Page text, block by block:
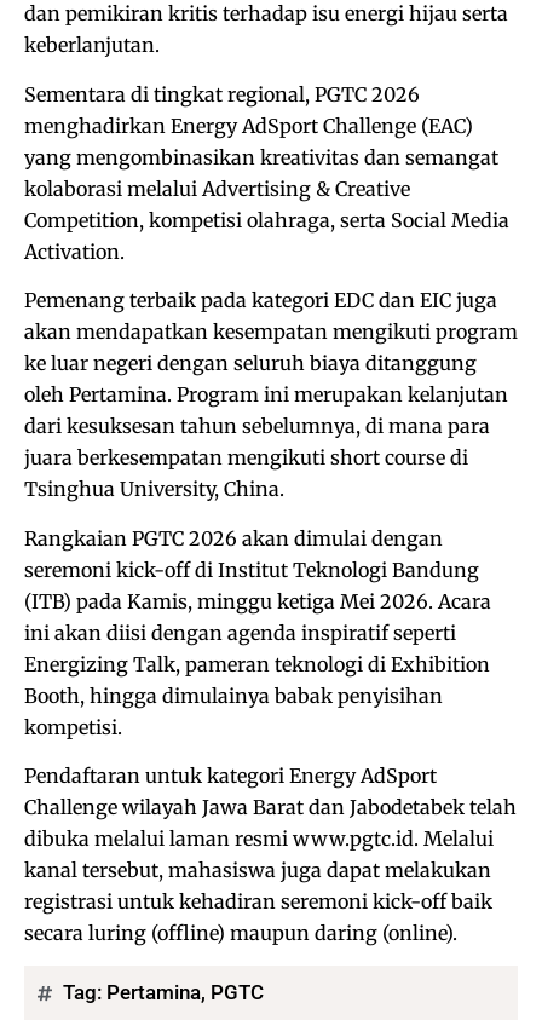
dan pemikiran kritis terhadap isu energi hijau serta
keberlanjutan.
Sementara di tingkat regional, PGTC 2026
menghadirkan Energy AdSport Challenge (EAC)
yang mengombinasikan kreativitas dan semangat
kolaborasi melalui Advertising & Creative
Competition, kompetisi olahraga, serta Social Media
Activation.
Pemenang terbaik pada kategori EDC dan EIC juga
akan mendapatkan kesempatan mengikuti program
ke luar negeri dengan seluruh biaya ditanggung
oleh Pertamina. Program ini merupakan kelanjutan
dari kesuksesan tahun sebelumnya, di mana para
juara berkesempatan mengikuti short course di
Tsinghua University, China.
Rangkaian PGTC 2026 akan dimulai dengan
seremoni kick-off di Institut Teknologi Bandung
(ITB) pada Kamis, minggu ketiga Mei 2026. Acara
ini akan diisi dengan agenda inspiratif seperti
Energizing Talk, pameran teknologi di Exhibition
Booth, hingga dimulainya babak penyisihan
kompetisi.
Pendaftaran untuk kategori Energy AdSport
Challenge wilayah Jawa Barat dan Jabodetabek telah
dibuka melalui laman resmi www.pgtc.id. Melalui
kanal tersebut, mahasiswa juga dapat melakukan
registrasi untuk kehadiran seremoni kick-off baik
secara luring (offline) maupun daring (online).
Tag: Pertamina, PGTC